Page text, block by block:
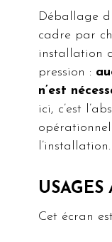
Déballage
cadre par
installation
pression :
n’est
ici, c’est
l’installation.
USAGES
Cet écran